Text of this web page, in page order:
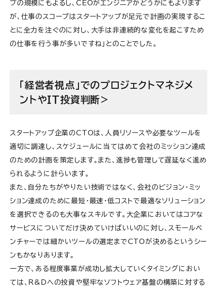
プの規模にもよるし、CEOがエンジニアかどうかにもよります
が、仕事のスコープはスタートアップが足元で計画の実現するこ
とに全力を注ぐのに対し、大手は非連続的な変化を起こすため
の仕事を行う事が多いですね」とのことでした。
「経営者視点」でのプロジェクトマネジメ
ントやIT投資判断>
スタートアップ企業のCTOは、人員リソースや必要なツールを
適切に調達し、スケジュールに当てはめて会社のミッション達成
のための計画を策定します。また、進捗も管理して遅延なく進め
られるように計らいます。
また、 自分たちがやりたい技術ではなく、会社のビジョン・ミッ
ション達成のために最短・最速・低コストで最適なソリューション
を選択できるのも大事なスキルです。大企業においてはコアな
サービスについてだけ決めていけばいいのに対し、スモールベ
ンチャーでは細かいツールの選定までCTOが決めるというシー
ンもかなりあります。
一方で、ある程度事業が成功し拡大していくタイミングにおい
ては、R&Dへの投資や堅牢なソフトウェア基盤の構築に対する